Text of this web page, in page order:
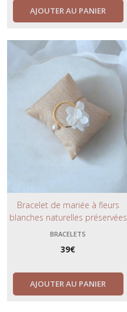
AJOUTER AU PANIER
Bracelet de mariée à fleurs
blanches naturelles préservées
- bijou fleuri avec perle de
divers coloris.
BRACELETS
39€
AJOUTER AU PANIER